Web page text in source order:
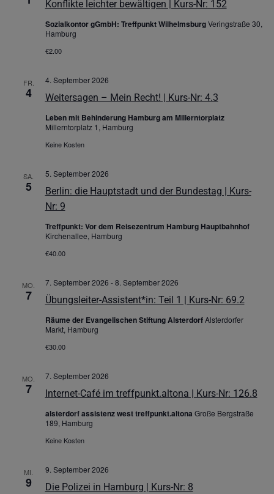
Konflikte leichter bewältigen | Kurs-Nr: 152
Sozialkontor gGmbH: Treffpunkt WilhelmsburgVeringstraße 30,
Hamburg
€2.00
FR.
4 Weitersagen – Mein Recht! | Kurs-Nr: 4.3
4. September 2026
Leben mit Behinderung Hamburg am Millerntorplatz
Millerntorplatz 1, Hamburg
Keine Kosten
SA.
5
Berlin: die Hauptstadt und der Bundestag | Kurs-
Nr: 9
5. September 2026
Treffpunkt: Vor dem Reisezentrum Hamburg Hauptbahnhof
Kirchenallee, Hamburg
€40.00
MO.
7 Übungsleiter-Assistent*in: Teil 1 | Kurs-Nr: 69.2
7. September 2026 -8. September 2026
Räume der Evangelischen Stiftung AlsterdorfAlsterdorfer
Markt, Hamburg
€30.00
MO.
7 Internet-Café im treffpunkt.altona | Kurs-Nr: 126.8
7. September 2026
alsterdorf assistenz west treffpunkt.altona Große Bergstraße
189, Hamburg
Keine Kosten
MI.
9 Die Polizei in Hamburg | Kurs-Nr: 8
9. September 2026